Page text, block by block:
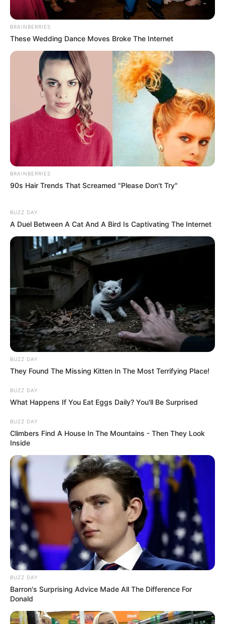
BRAINBERRIES
These Wedding Dance Moves Broke The Internet
BRAINBERRIES
90s Hair Trends That Screamed "Please Don't Try"
BUZZ DAY
A Duel Between A Cat And A Bird Is Captivating The Internet
BUZZ DAY
They Found The Missing Kitten In The Most Terrifying Place!
BUZZ DAY
What Happens If You Eat Eggs Daily? You'll Be Surprised
BUZZ DAY
Climbers Find A House In The Mountains - Then They Look
Inside
BUZZ DAY
Barron's Surprising Advice Made All The Difference For
Donald